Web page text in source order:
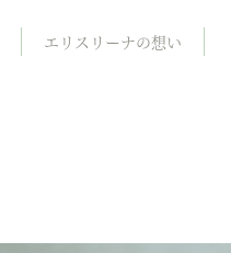
エリスリーナの想い